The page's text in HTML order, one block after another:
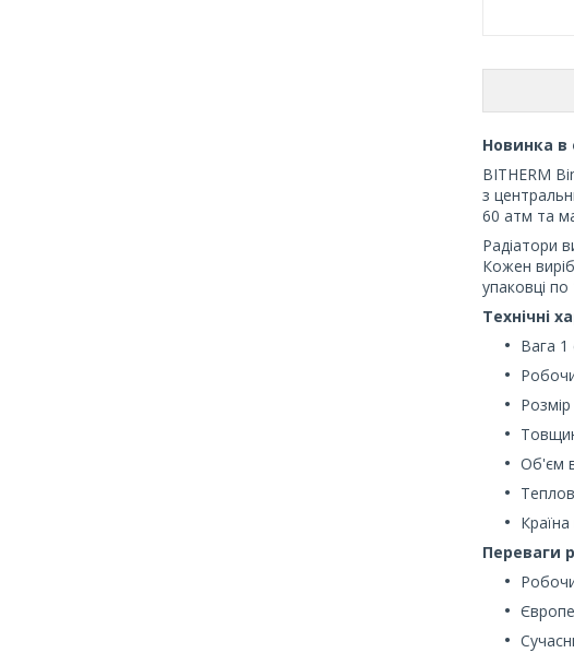
Новинка в
BITHERM
з
60 атм та
Радіатори
Кожен
упаковці по
Технічні
Вага 1
Об'єм
Переваги